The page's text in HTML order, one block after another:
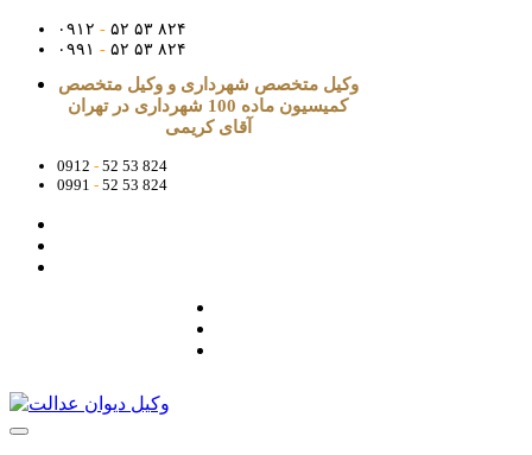
۰۹۱۲ - ۵۲ ۵۳ ۸۲۴
۰۹۹۱ - ۵۲ ۵۳ ۸۲۴
وکیل متخصص شهرداری و وکیل متخصص
کمیسیون ماده 100 شهرداری در تهران
آقای کریمی
0912 - 52 53 824
0991 - 52 53 824